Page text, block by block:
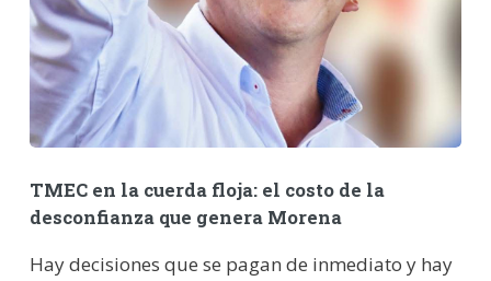
TMEC en la cuerda floja: el costo de la
desconfianza que genera Morena
Hay decisiones que se pagan de inmediato y hay